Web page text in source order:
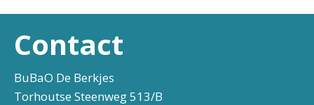
Contact
BuBaO De Berkjes
Torhoutse Steenweg 513/B